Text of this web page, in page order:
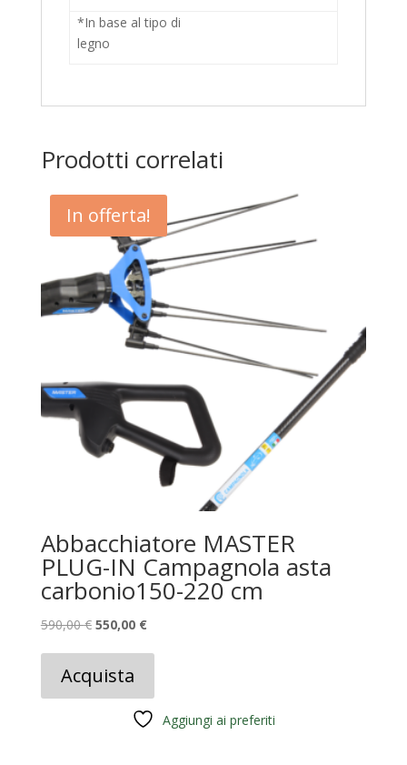
*In base al tipo di
legno
Prodotti correlati
In offerta!
Abbacchiatore MASTER
PLUG-IN Campagnola asta
carbonio150-220 cm
590,00€ Il
originale
era:
590,00 €.
550,00 €Il
550,00 €.
Acquista
Aggiungi ai preferiti